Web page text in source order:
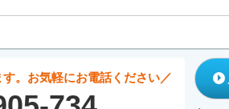
。お気軽にお電話ください